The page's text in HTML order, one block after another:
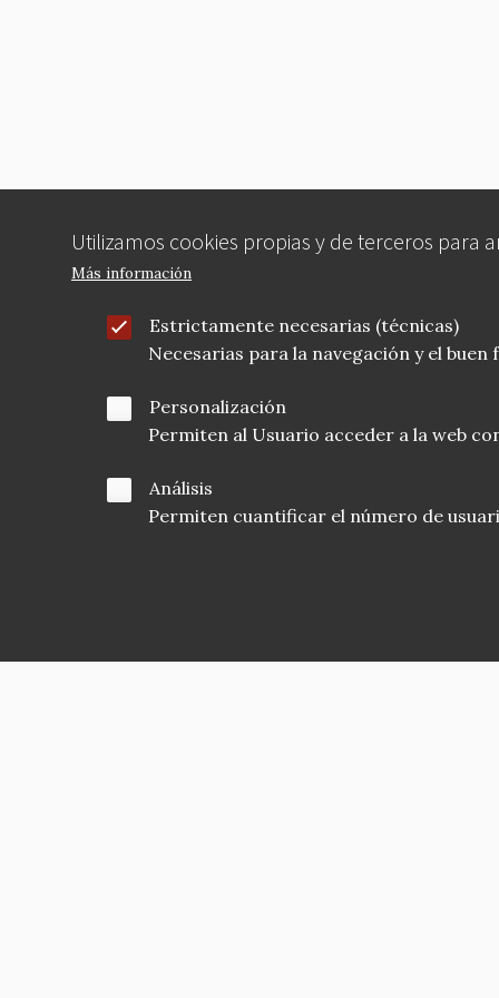
Utilizamos cookies propias y de terceros para
Más información
Estrictamente necesarias (técnicas)
Necesarias para la navegación y el
Personalización
Permiten al Usuario acceder a la web
Análisis
Permiten cuantificar el número de